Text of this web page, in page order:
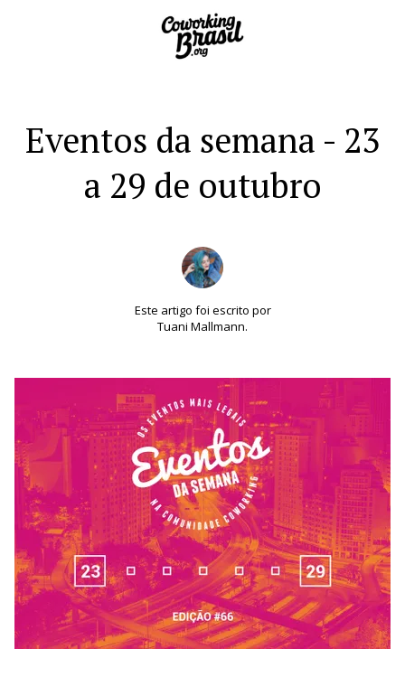
Eventos da semana - 23
a 29 de outubro
Este artigo foi escrito por
Tuani Mallmann.